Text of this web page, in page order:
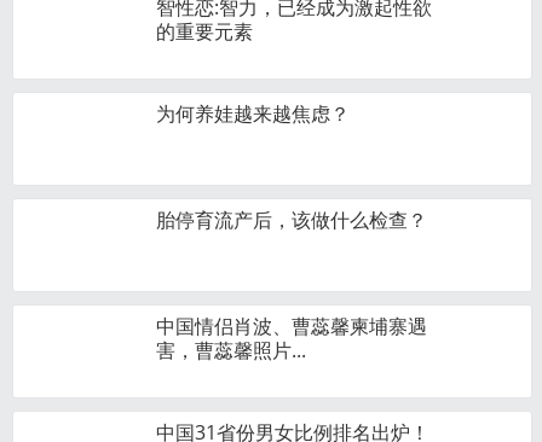
智性恋:智力，已经成为激起性欲
的重要元素
为何养娃越来越焦虑？
​胎停育流产后，该做什么检查？
中国情侣肖波、曹蕊馨柬埔寨遇
害，曹蕊馨照片...
中国31省份男女比例排名出炉！